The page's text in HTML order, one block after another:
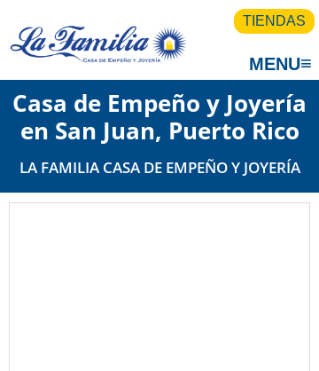
TIENDAS
MENU≡
Casa de Empeño y Joyería
en San Juan, Puerto Rico
LA FAMILIA CASA DE EMPEÑO Y JOYERÍA